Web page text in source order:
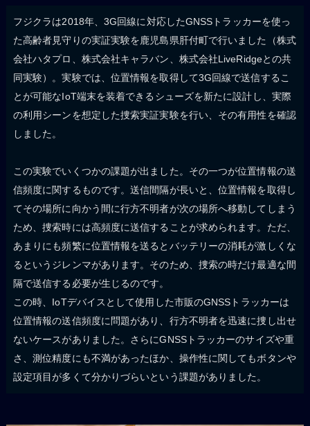
フジクラは2018年、3G回線に対応したGNSSトラッカーを使っ
た高齢者見守りの実証実験を鹿児島県肝付町で行いました（株式
会社ハタプロ、株式会社キャラバン、株式会社LiveRidgeとの共
同実験）。実験では、位置情報を取得して3G回線で送信するこ
とが可能なIoT端末を装着できるシューズを新たに設計し、実際
の利用シーンを想定した捜索実証実験を行い、その有用性を確認
しました。
この実験でいくつかの課題が出ました。その一つが位置情報の送
信頻度に関するものです。送信間隔が長いと、位置情報を取得し
てその場所に向かう間に行方不明者が次の場所へ移動してしまう
ため、捜索時には高頻度に送信することが求められます。ただ、
あまりにも頻繁に位置情報を送るとバッテリーの消耗が激しくな
るというジレンマがあります。そのため、捜索の時だけ最適な間
隔で送信する必要が生じるのです。
この時、IoTデバイスとして使用した市販のGNSSトラッカーは
位置情報の送信頻度に問題があり、行方不明者を迅速に捜し出せ
ないケースがありました。さらにGNSSトラッカーのサイズや重
さ、測位精度にも不満があったほか、操作性に関してもボタンや
設定項目が多くて分かりづらいという課題がありました。